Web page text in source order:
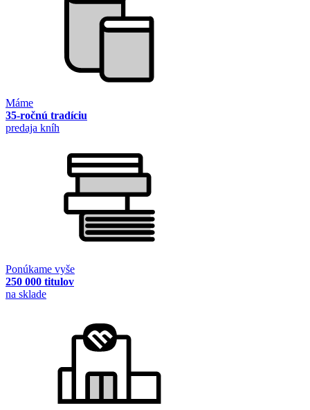
Máme
35-ročnú tradíciu
predaja kníh
Ponúkame vyše
250 000 titulov
na sklade